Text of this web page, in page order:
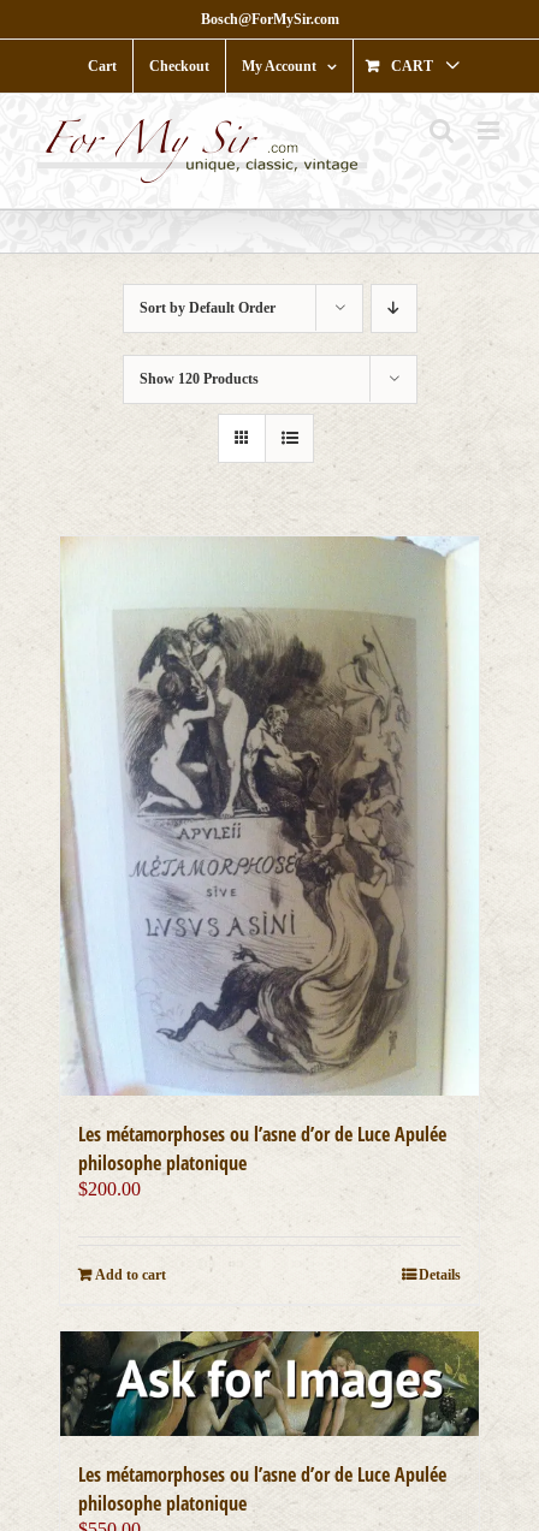
to
Bosch@ForMySir.com
Cart Checkout My Account CART
Sort by Default Order
Show 120 Products
Les métamorphoses ou l’asne d’or de Luce Apulée
philosophe platonique
$200.00
Add to cart Details
Les métamorphoses ou l’asne d’or de Luce Apulée
philosophe platonique